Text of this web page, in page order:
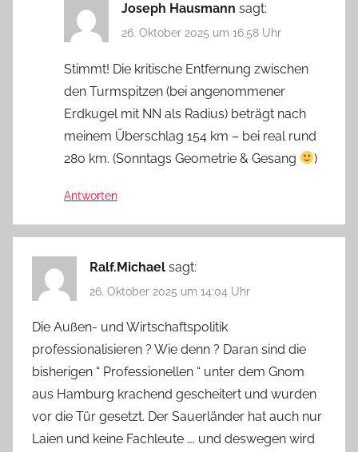
Joseph Hausmann sagt:
26. Oktober 2025 um 16:58 Uhr
Stimmt! Die kritische Entfernung zwischen
den Turmspitzen (bei angenommener
Erdkugel mit NN als Radius) beträgt nach
meinem Überschlag 154 km – bei real rund
280 km. (Sonntags Geometrie & Gesang
)
Antworten
Ralf.Michael sagt:
26. Oktober 2025 um 14:04 Uhr
Die Außen- und Wirtschaftspolitik
professionalisieren ? Wie denn ? Daran sind die
bisherigen “ Professionellen “ unter dem Gnom
aus Hamburg krachend gescheitert und wurden
vor die Tür gesetzt. Der Sauerländer hat auch nur
Laien und keine Fachleute …. und deswegen wird